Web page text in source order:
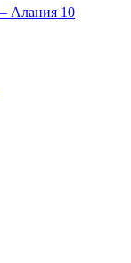
Алания 10